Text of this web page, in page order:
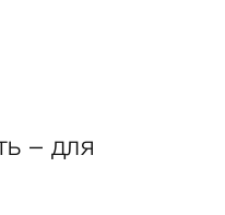
– для